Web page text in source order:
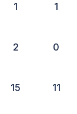
1 1
2 0
15 11